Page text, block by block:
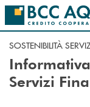
Salta al contenuto
SOSTENIBILITÀ
Servizi